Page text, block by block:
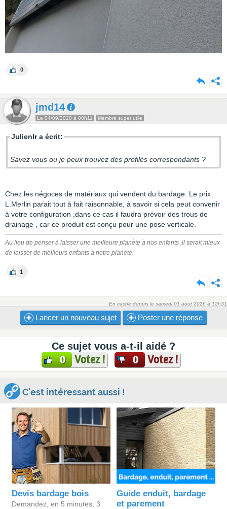
0
jmd14
Le 04/09/2020 à 08h11 Membre super utile
Julienlr a écrit:
Savez vous ou je peux trouvez des profilés correspondants ?
Chez les négoces de matériaux qui vendent du bardage. Le prix
L.Merlin parait tout à fait raisonnable, à savoir si cela peut convenir
à votre configuration ,dans ce cas il faudra prévoir des trous de
drainage , car ce produit est conçu pour une pose verticale.
Au lieu de penser à laisser une meilleure planète à nos enfants ,il serait mieux
de laisser de meilleurs enfants à notre planète.
1
En cache depuis le samedi 01 aout 2026 à 12h31
Lancer un nouveau sujet Poster une réponse
Ce sujet vous a-t-il aidé ?
0 Votez ! 0 Votez !
C'est intéressant aussi !
Devis bardage bois
Demandez, en 5 minutes, 3
Guide enduit, bardage
et parement